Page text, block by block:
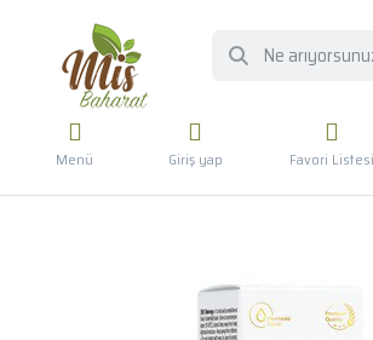
Menü Giriş yap Favori Listesi